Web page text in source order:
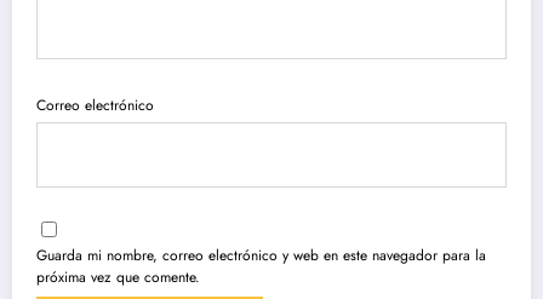
Correo electrónico
Guarda mi nombre, correo electrónico y web en este navegador para la
próxima vez que comente.